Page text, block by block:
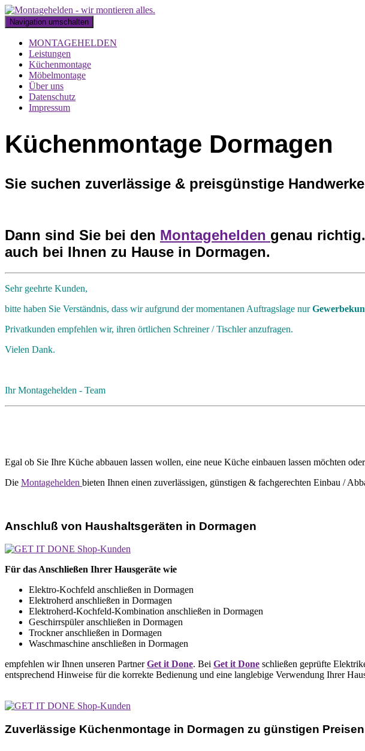
Navigation umschalten
MONTAGEHELDEN
Leistungen
Küchenmontage
Möbelmontage
Über uns
Datenschutz
Impressum
Küchenmontage Dormagen
Sie suchen zuverlässige & preisgünstige
Dann sind Sie bei den Montagehelden genau
auch bei Ihnen zu Hause in Dormagen.
Sehr geehrte Kunden,
bitte haben Sie Verständnis, dass wir aufgrund der momentanen Auftragslage nur
Privatkunden empfehlen wir, ihren örtlichen Schreiner / Tischler anzufragen.
Vielen Dank.
Ihr Montagehelden - Team
Egal ob Sie Ihre Küche abbauen lassen wollen, eine neue Küche einbauen lassen möchten
Die Montagehelden bieten Ihnen einen zuverlässigen, günstigen & fachgerechten Einbau /
Anschluß von Haushaltsgeräten in Dormagen
Für das Anschließen Ihrer Hausgeräte wie
Elektro-Kochfeld anschließen in Dormagen
Elektroherd anschließen in Dormagen
Elektroherd-Kochfeld-Kombination anschließen in Dormagen
Geschirrspüler anschließen in Dormagen
Trockner anschließen in Dormagen
Waschmaschine anschließen in Dormagen
empfehlen wir Ihnen unseren PartnerGet it Done. Bei Get it Done schließen geprüfte
entsprechend Hinweise für die korrekte Bedienung und eine langlebige Verwendung Ihrer
Zuverlässige Küchenmontage in Dormagen zu günstigen Preisen